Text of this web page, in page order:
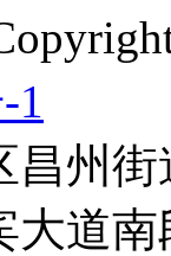
1
昌州
道